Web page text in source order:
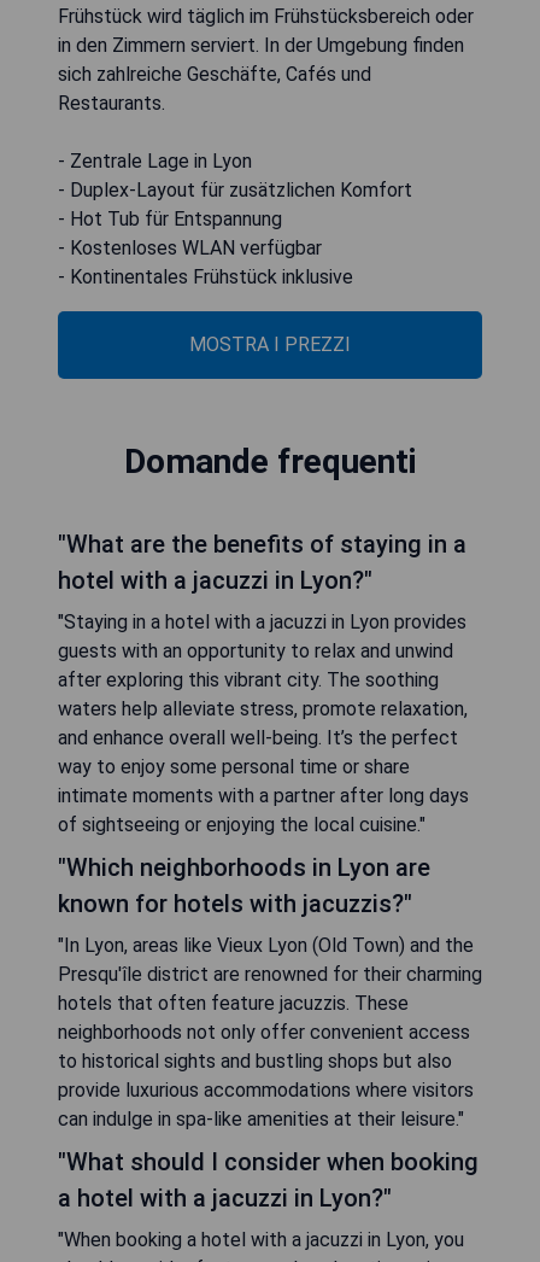
Frühstück wird täglich im Frühstücksbereich oder
in den Zimmern serviert. In der Umgebung finden
sich zahlreiche Geschäfte, Cafés und
Restaurants.
- Zentrale Lage in Lyon
- Duplex-Layout für zusätzlichen Komfort
- Hot Tub für Entspannung
- Kostenloses WLAN verfügbar
- Kontinentales Frühstück inklusive
MOSTRA I PREZZI
Domande frequenti
"What are the benefits of staying in a
hotel with a jacuzzi in Lyon?"
"Staying in a hotel with a jacuzzi in Lyon provides
guests with an opportunity to relax and unwind
after exploring this vibrant city. The soothing
waters help alleviate stress, promote relaxation,
and enhance overall well-being. It’s the perfect
way to enjoy some personal time or share
intimate moments with a partner after long days
of sightseeing or enjoying the local cuisine."
"Which neighborhoods in Lyon are
known for hotels with jacuzzis?"
"In Lyon, areas like Vieux Lyon (Old Town) and the
Presqu'île district are renowned for their charming
hotels that often feature jacuzzis. These
neighborhoods not only offer convenient access
to historical sights and bustling shops but also
provide luxurious accommodations where visitors
can indulge in spa-like amenities at their leisure."
"What should I consider when booking
a hotel with a jacuzzi in Lyon?"
"When booking a hotel with a jacuzzi in Lyon, you